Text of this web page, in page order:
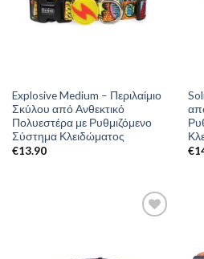
Explosive Medium – Περιλαίμιο
Σκύλου από Ανθεκτικό
Πολυεστέρα με Ρυθμιζόμενο
Σύστημα Κλειδώματος
€13.90
€